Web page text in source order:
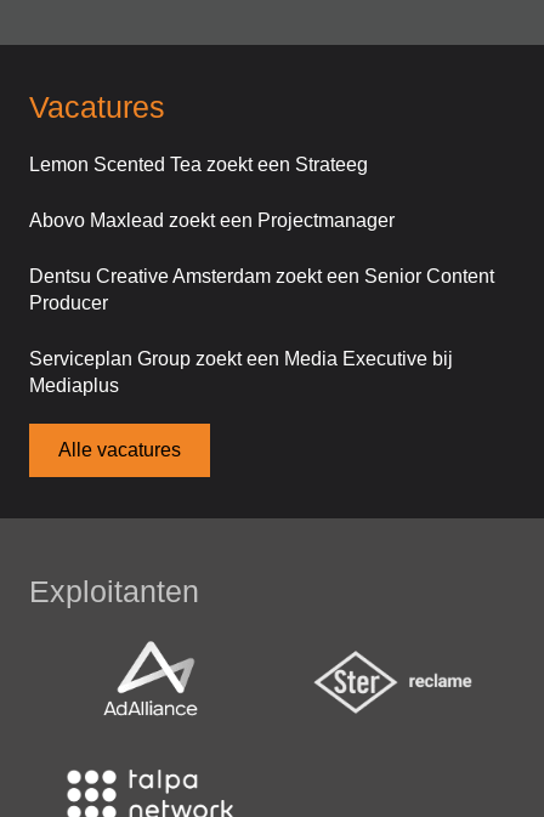
Vacatures
Lemon Scented Tea zoekt een Strateeg
Abovo Maxlead zoekt een Projectmanager
Dentsu Creative Amsterdam zoekt een Senior Content
Producer
Serviceplan Group zoekt een Media Executive bij
Mediaplus
Alle vacatures
Exploitanten